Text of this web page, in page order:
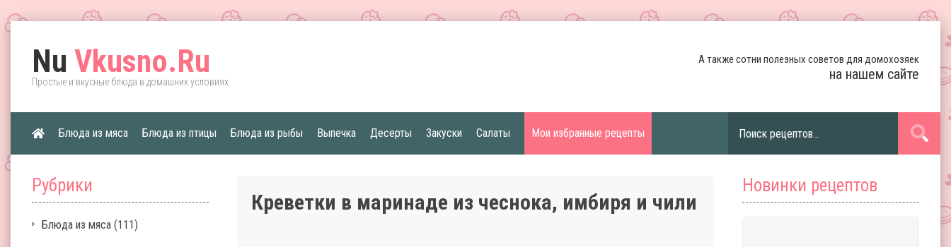
Nu Vkusno.Ru
Простые и вкусные блюда в домашних условиях
А также сотни полезных советов для домохозяек
на нашем сайте
Блюда из мяса Блюда из птицы Блюда из рыбы Выпечка Десерты Закуски Салаты Мои избранные рецепты
Рубрики
Блюда из мяса (111)
Новинки рецептов
Креветки в маринаде из чеснока, имбиря и чили